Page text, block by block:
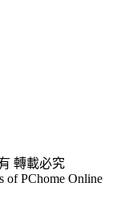
轉載必究
of PChome Online